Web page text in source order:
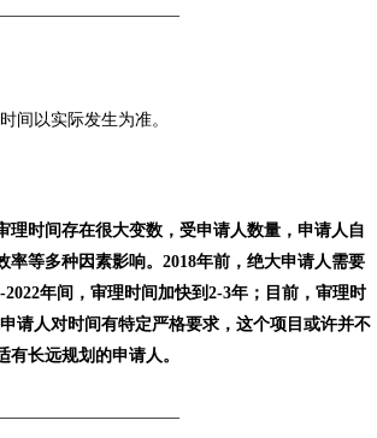
间以实际发生为准。
理时间存在很大变数，受申请人数量，申请人自
率等多种因素影响。2018年前，绝大申请人需要
2022年间，审理时间加快到2-3年；目前，审理时
请人对时间有特定严格要求，这个项目或许并不
有长远规划的申请人。